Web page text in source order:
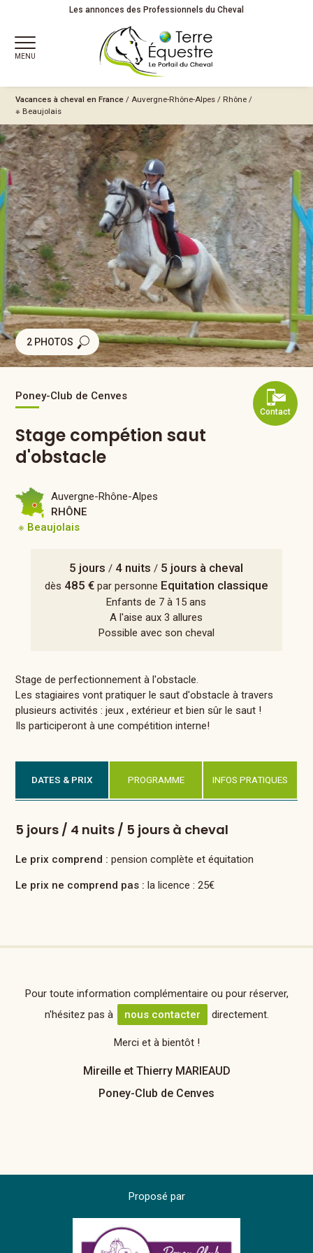
Les annonces des Professionnels du Cheval
MENU
Vacances à cheval en France /Auvergne-Rhône-Alpes / Rhône /
※ Beaujolais
2 PHOTOS
Contact
Poney-Club de Cenves
Stage compétion saut
d'obstacle
5 jours / 4 nuits / 5 jours à cheval
dès 485 €par personne Equitation classique
Enfants de 7 à 15 ans
A l'aise aux 3 allures
Possible avec son cheval
Auvergne-Rhône-Alpes
RHÔNE
※ Beaujolais
Stage de perfectionnement à l'obstacle.
Les stagiaires vont pratiquer le saut d'obstacle à travers
plusieurs activités : jeux , extérieur et bien sûr le saut !
Ils participeront à une compétition interne!
DATES & PRIX PROGRAMME INFOS PRATIQUES
5 jours / 4 nuits / 5 jours à cheval
Le prix comprend : pension complète et équitation
Le prix ne comprend pas : la licence : 25€
Pour toute information complémentaire ou pour réserver,
n'hésitez pas à
nous contacter directement.
Merci et à bientôt !
Mireille et Thierry MARIEAUD
Poney-Club de Cenves
Proposé par